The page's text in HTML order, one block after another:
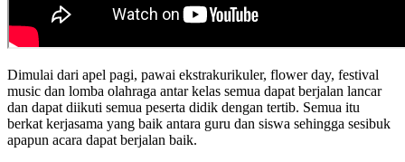
Dimulai dari apel pagi, pawai ekstrakurikuler, flower day, festival
music dan lomba olahraga antar kelas semua dapat berjalan lancar
dan dapat diikuti semua peserta didik dengan tertib. Semua itu
berkat kerjasama yang baik antara guru dan siswa sehingga sesibuk
apapun acara dapat berjalan baik.